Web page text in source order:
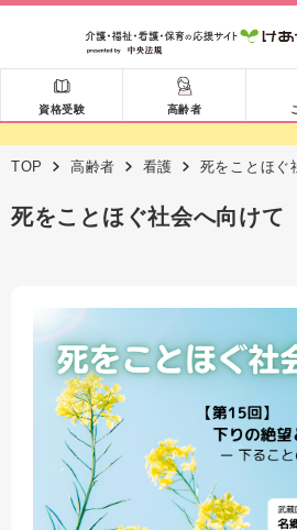
資格受験 高齢者
TOP 高齢者 看護 死をことほ
死をことほぐ社会へ向け